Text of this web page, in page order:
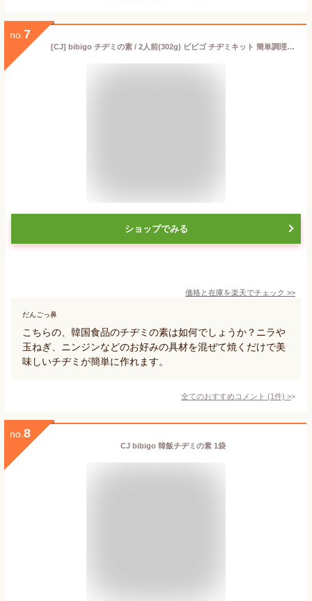
no. 7
[CJ] bibigo チヂミの素 / 2人前(302g) ビビゴ チヂミキット 簡単調理 チヂミ 韓国食材 韓国食品
ショップでみる
価格と在庫を楽天でチェック >>
だんごっ鼻
こちらの、韓国食品のチヂミの素は如何でしょうか？ニラや
玉ねぎ、ニンジンなどのお好みの具材を混ぜて焼くだけで美
味しいチヂミが簡単に作れます。
全てのおすすめコメント (1件) >
no. 8
CJ bibigo 韓飯チヂミの素 1袋